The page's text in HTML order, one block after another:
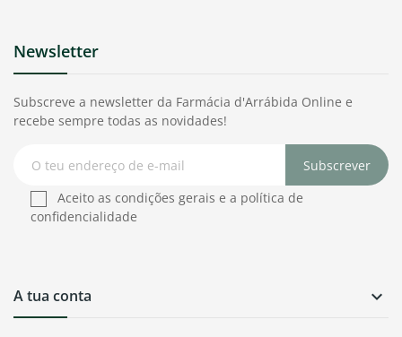
A tua conta 
Newsletter
Subscreve a newsletter da Farmácia d'Arrábida Online e
recebe sempre todas as novidades!
Subscrever
Aceito as condições gerais e a política de
confidencialidade